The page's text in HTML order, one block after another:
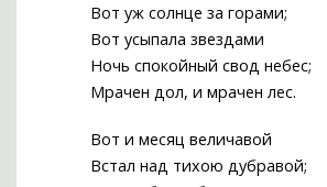
Вот уж солнце за горами;
Вот усыпала звездами
Ночь спокойный свод небес;
Мрачен дол, и мрачен лес.
Вот и месяц величавой
Встал над тихою дубравой;